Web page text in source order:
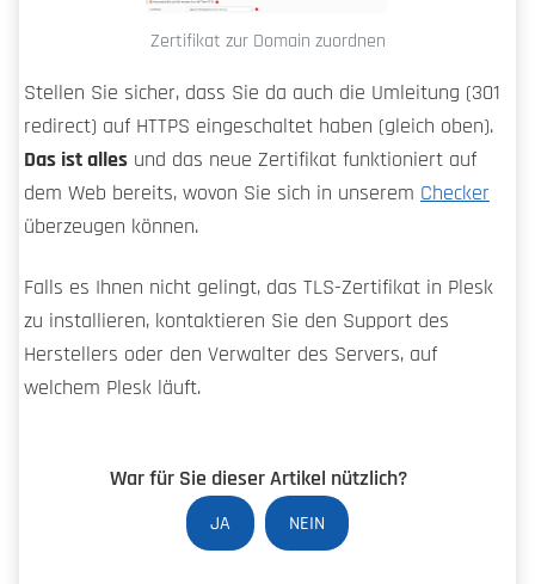
Zertifikat zur Domain zuordnen
Stellen Sie sicher, dass Sie da auch die Umleitung (301
redirect) auf HTTPS eingeschaltet haben (gleich oben).
Das ist alles und das neue Zertifikat funktioniert auf
dem Web bereits, wovon Sie sich in unserem Checker
überzeugen können.
Falls es Ihnen nicht gelingt, das TLS-Zertifikat in Plesk
zu installieren, kontaktieren Sie den Support des
Herstellers oder den Verwalter des Servers, auf
welchem Plesk läuft.
War für Sie dieser Artikel nützlich?
JA NEIN